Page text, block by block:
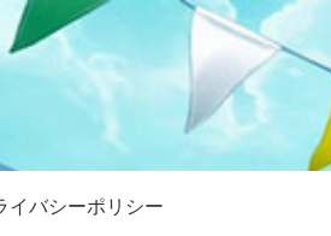
イバシーポリシー